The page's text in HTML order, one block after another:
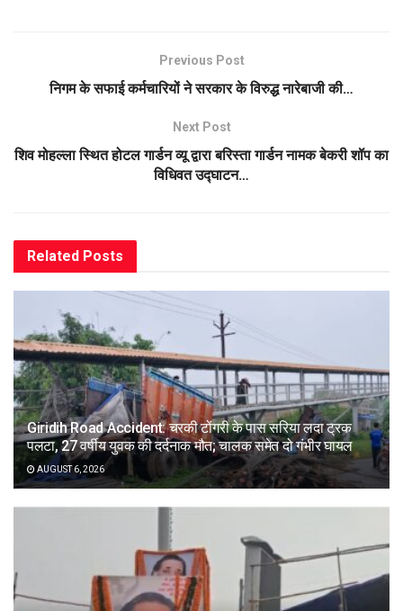
Previous Post
निगम के सफाई कर्मचारियों ने सरकार के विरुद्ध नारेबाजी की…
Next Post
शिव मोहल्ला स्थित होटल गार्डन व्यू द्वारा बरिस्ता गार्डन नामक बेकरी शॉप का
विधिवत उद्घाटन…
Related Posts
Giridih Road Accident: चरकी टोंगरी के पास सरिया लदा ट्रक
पलटा, 27 वर्षीय युवक की दर्दनाक मौत; चालक समेत दो गंभीर घायल
AUGUST 6, 2026